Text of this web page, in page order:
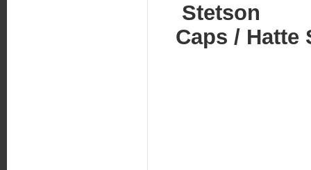
Stetson
Caps / Hatte